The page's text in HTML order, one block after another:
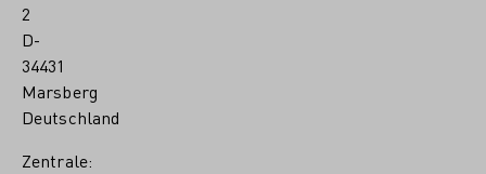
2
D-
34431
Marsberg
Deutschland
Zentrale: